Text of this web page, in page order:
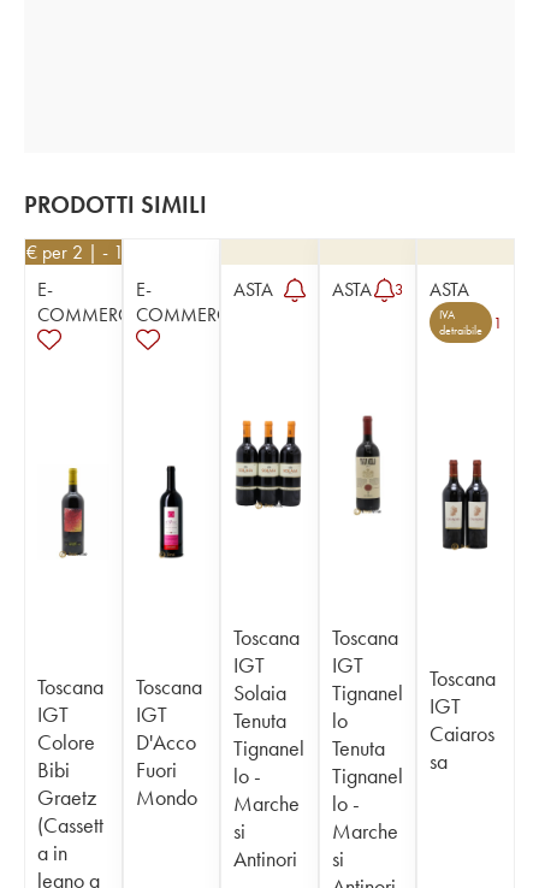
PRODOTTI SIMILI
171€ per 2 | - 10%
E-
COMMERCE
Toscana
IGT
Colore
Bibi
Graetz
(Cassett
a in
legno a
E-
COMMERCE
Toscana
IGT
D'Acco
Fuori
Mondo
ASTA
Toscana
IGT
Solaia
Tenuta
Tignanel
lo -
Marche
si
Antinori
ASTA 3
Toscana
IGT
Tignanel
lo
Tenuta
Tignanel
lo -
Marche
si
ASTA
IVA
detraibile
1
Toscana
IGT
Caiaros
sa